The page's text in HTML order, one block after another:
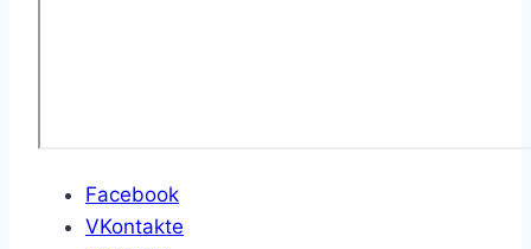
Facebook
VKontakte